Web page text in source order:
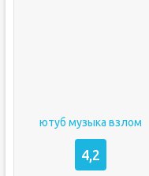
ютуб музыка взлом
4,2